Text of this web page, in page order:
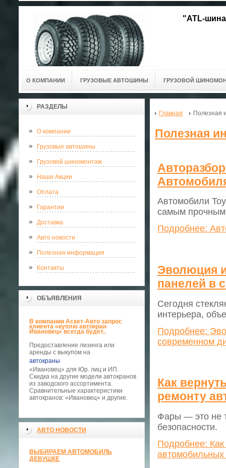
"ATL-
О КОМПАНИИ ГРУЗОВЫЕ АВТОШИНЫ ГРУЗОВОЙ
РАЗДЕЛЫ
О компании
Грузовые автошины
Грузовой шиномонтаж
Наши Акции
Оплата
Гарантии
Доставка
Авто новости
Полезная информация
Контакты
ОБЪЯВЛЕНИЯ
В компании Аскет-Авто запрос
клиента «куплю автокран
Ивановец» всегда будет..
Предоставление лизинга или
аренды с выкупом на
автокраны
«Ивановец» для Юр. лиц и ИП.
Скидка на другие модели автокранов
из заводского ассортимента.
Сравнительные характеристики
автокранов: «Ивановец» и другие.
АВТО НОВОСТИ
ВЫБИРАЕМ АВТОМОБИЛЬ
ДЕВУШКЕ
Главная Полезная
Полезная
Автомобили
самым прочным
Подробнее:
Эволюция
панелей в
Сегодня
интерьера,
Подробнее:
современном
Как
ремонту
Фары — это не
безопасности.
Подробнее: